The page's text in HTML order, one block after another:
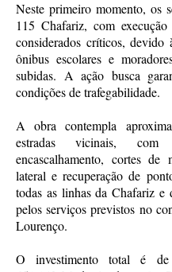
Neste primeiro momento, os
115 Chafariz, com
considerados críticos, devido
ônibus escolares e
subidas. A ação busca
condições de trafegabilidade.
A obra contempla
estradas vicinais, com
encascalhamento, cortes
lateral e recuperação de
todas as linhas da Chafariz e
pelos serviços previstos no
Lourenço.
O investimento total é